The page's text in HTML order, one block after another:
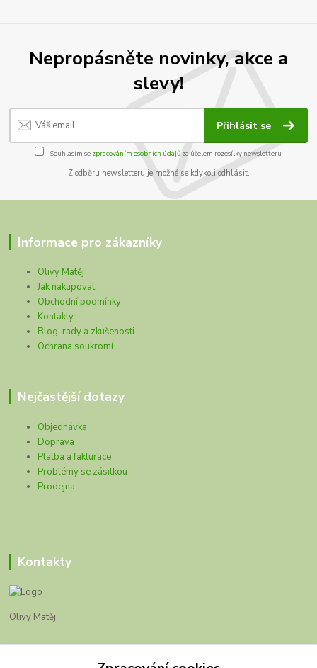
Nepropásněte novinky, akce a
slevy!
Přihlásit se
Souhlasím se zpracováním osobních údajůza účelem rozesílky newsletteru.
Z odběru newsletteru je možné se kdykoli odhlásit.
Informace pro zákazníky
Olivy Matěj
Jak nakupovat
Obchodní podmínky
Kontakty
Blog-rady a zkušenosti
Ochrana soukromí
Nejčastější dotazy
Objednávka
Doprava
Platba a fakturace
Problémy se zásilkou
Prodejna
Kontakty
Olivy Matěj
Kristýna Matějková
+420 777 028 663